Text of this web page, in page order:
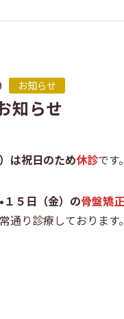
お知らせ
知らせ
は祝日のため休診です。
１５日（金）の骨盤矯
通り診療しております。